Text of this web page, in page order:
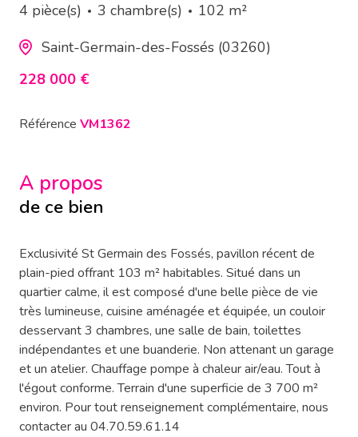
4 pièce(s)
3 chambre(s)
102 m²
Saint-Germain-des-Fossés (03260)
228 000 €
Référence VM1362
A propos
de ce bien
Exclusivité St Germain des Fossés, pavillon récent de
plain-pied offrant 103 m² habitables. Situé dans un
quartier calme, il est composé d'une belle pièce de vie
très lumineuse, cuisine aménagée et équipée, un couloir
desservant 3 chambres, une salle de bain, toilettes
indépendantes et une buanderie. Non attenant un garage
et un atelier. Chauffage pompe à chaleur air/eau. Tout à
l'égout conforme. Terrain d'une superficie de 3 700 m²
environ. Pour tout renseignement complémentaire, nous
contacter au 04.70.59.61.14